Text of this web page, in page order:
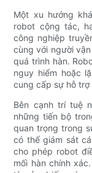
Một xu hướng
robot cộng tác,
công nghiệp
cùng với người
quá trình hàn.
nguy hiểm hoặc
cung cấp sự hỗ
Bên cạnh trí tuệ
những tiến bộ
quan trọng trong
có thể giám sát
cho phép robot
mối hàn chính